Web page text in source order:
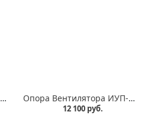
Заслонка инкубатора ИУП-Ф-45 Опора Вентилятора ИУП-Ф-45-04.020
12 100 руб.